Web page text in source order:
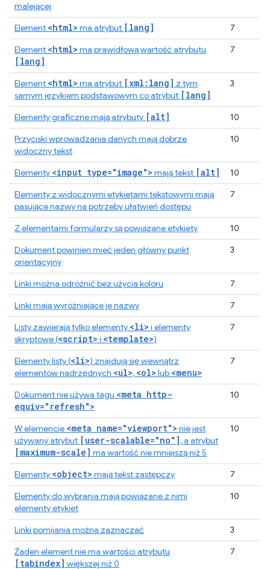
malejącej
Element <html> ma atrybut [lang]
7
Element <html> ma prawidłową wartość atrybutu
[lang]
7
Element <html> ma atrybut [xml:lang] z tym
samym językiem podstawowym co atrybut [lang]
3
Elementy graficzne mają atrybuty [alt]
10
Przyciski wprowadzania danych mają dobrze
widoczny tekst
10
Elementy <input type="image"> mają tekst [alt]
10
Elementy z widocznymi etykietami tekstowymi mają
pasujące nazwy na potrzeby ułatwień dostępu
7
Z elementami formularzy są powiązane etykiety
10
Dokument powinien mieć jeden główny punkt
orientacyjny
3
Linki można odróżnić bez użycia koloru
7
Linki mają wyróżniające je nazwy
7
Listy zawierają tylko elementy <li> i elementy
skryptowe (<script> i <template>)
7
Elementy listy (<li>) znajdują się wewnątrz
elementów nadrzędnych <ul>, <ol> lub <menu>
7
Dokument nie używa tagu <meta http-
equiv="refresh">
10
W elemencie <meta name="viewport"> nie jest
używany atrybut [user-scalable="no"], a atrybut
[maximum-scale] ma wartość nie mniejszą niż 5
10
Elementy <object> mają tekst zastępczy
7
Elementy do wybrania mają powiązane z nimi
elementy etykiet
10
Linki pomijania można zaznaczać
3
Żaden element nie ma wartości atrybutu
[tabindex] większej niż 0
7